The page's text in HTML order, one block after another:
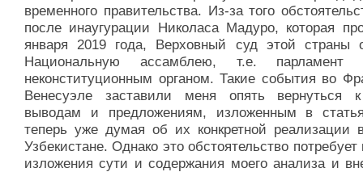
временного правительства. Из-за того
после инаугурации Николаса Мадуро, которая
января 2019 года, Верховный суд этой страны
Национальную ассамблею, т.е. парламент
неконституционным органом. Такие события во
Венесуэле заставили меня опять вернуться
выводам и предложениям, изложенным в
теперь уже думая об их конкретной реализации
Узбекистане. Однако это обстоятельство потребует
изложения сути и содержания моего анализа и